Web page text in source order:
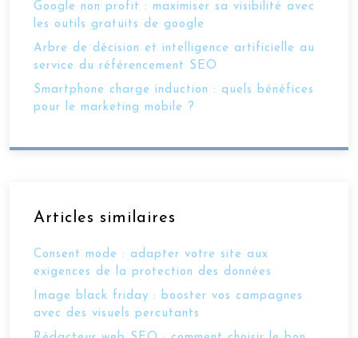
Google non profit : maximiser sa visibilité avec
les outils gratuits de google
Arbre de décision et intelligence artificielle au
service du référencement SEO
Smartphone charge induction : quels bénéfices
pour le marketing mobile ?
Articles similaires
Consent mode : adapter votre site aux
exigences de la protection des données
Image black friday : booster vos campagnes
avec des visuels percutants